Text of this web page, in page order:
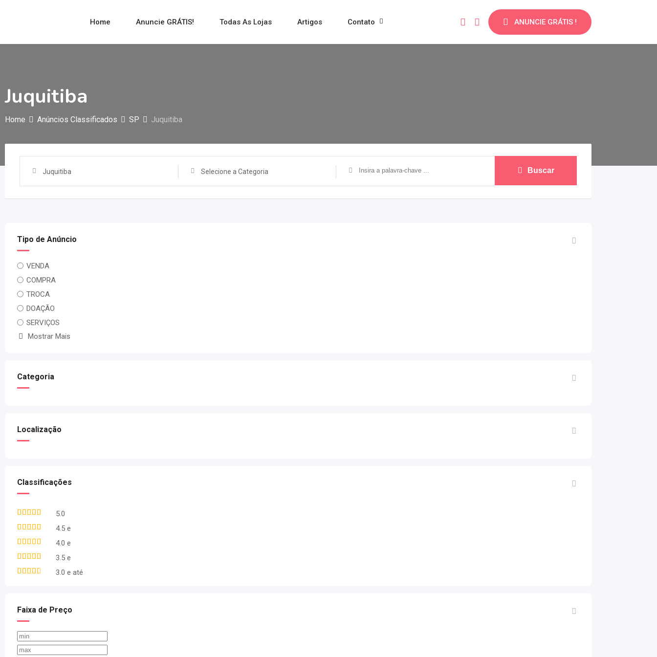
Home Anuncie GRÁTIS! Todas As Lojas Artigos Contato ANUNCIE GRÁTIS !
Juquitiba
Home Anúncios Classificados SP Juquitiba
Juquitiba Selecione a Categoria Buscar
Tipo de Anúncio
VENDA
COMPRA
TROCA
DOAÇÃO
SERVIÇOS
Mostrar Mais
Categoria
Localização
Classificações
5.0
4.5 e
4.0 e
3.5 e
3.0 e até
Faixa de Preço